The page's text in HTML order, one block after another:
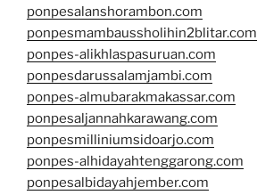
ponpesalanshorambon.com
ponpesmambaussholihin2blitar.com
ponpes-alikhlaspasuruan.com
ponpesdarussalamjambi.com
ponpes-almubarakmakassar.com
ponpesaljannahkarawang.com
ponpesmilliniumsidoarjo.com
ponpes-alhidayahtenggarong.com
ponpesalbidayahjember.com